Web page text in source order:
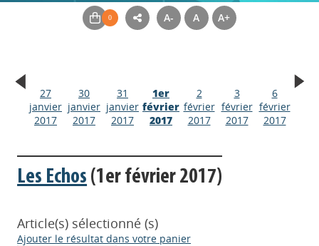
A- A A+
27
janvier
2017
30
janvier
2017
31
janvier
2017
1er
février
2017
2
février
2017
3
février
2017
6
février
2017
Les Echos (1er février 2017)
Article(s) sélectionné (s)
Ajouter le résultat dans votre panier